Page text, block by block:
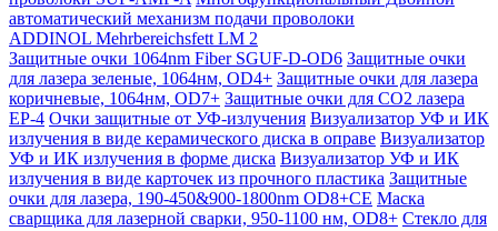
автоматический механизм подачи проволоки
ADDINOL Mehrbereichsfett LM 2
Защитные очки 1064nm Fiber SGUF-D-OD6 Защитные очки
для лазера зеленые, 1064нм, OD4+ Защитные очки для лазера
коричневые, 1064нм, OD7+ Защитные очки для CO2 лазера
EP-4 Очки защитные от УФ-излучения Визуализатор УФ и ИК
излучения в виде керамического диска в оправе Визуализатор
УФ и ИК излучения в форме диска Визуализатор УФ и ИК
излучения в виде карточек из прочного пластика Защитные
очки для лазера, 190-450&900-1800nm OD8+CE Маска
сварщика для лазерной сварки, 950-1100 нм, OD8+ Стекло для